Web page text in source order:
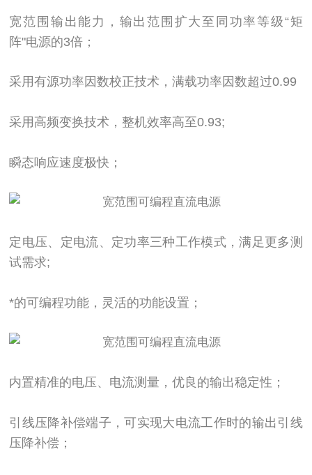
宽范围输出能力，输出范围扩大至同功率等级“矩
阵"电源的3倍；
采用有源功率因数校正技术，满载功率因数超过0.99
采用高频变换技术，整机效率高至0.93;
瞬态响应速度极快；
定电压、定电流、定功率三种工作模式，满足更多测
试需求;
*的可编程功能，灵活的功能设置；
内置精准的电压、电流测量，优良的输出稳定性；
引线压降补偿端子，可实现大电流工作时的输出引线
压降补偿；